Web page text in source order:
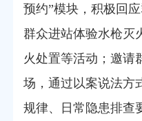
预约”模块，积极回
群众进站体验水枪灭
火处置等活动；邀请
场，通过以案说法方
规律、日常隐患排查